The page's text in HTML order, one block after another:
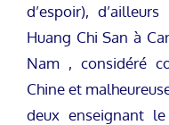
d’espoir),
Huang Chi San à
Nam , considéré
Chine et
deux enseignant